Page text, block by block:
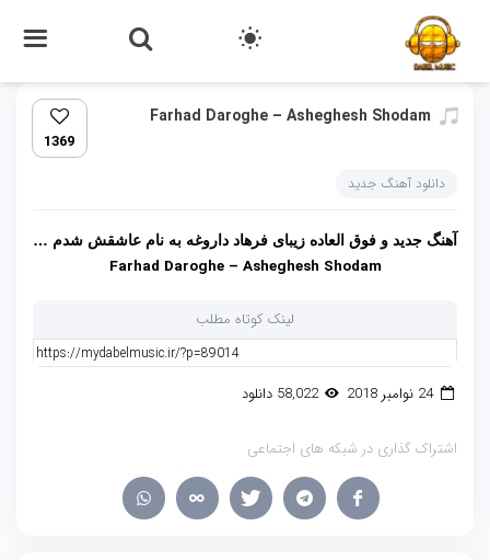
Farhad Daroghe – Asheghesh Shodam
1369
دانلود آهنگ جدید
آهنگ جدید و فوق العاده زیبای فرهاد داروغه به نام عاشقش شدم …
Farhad Daroghe – Asheghesh Shodam
لینک کوتاه مطلب
24 نوامبر 2018 58,022 دانلود
اشتراک گذاری در شبکه های اجتماعی